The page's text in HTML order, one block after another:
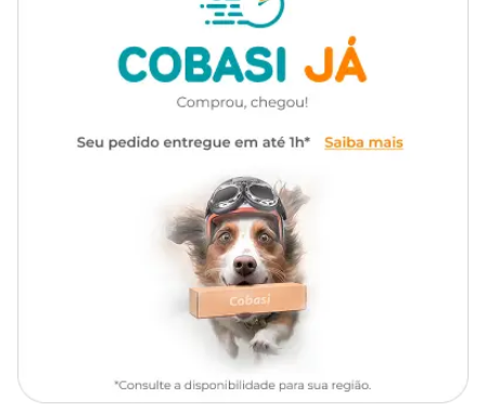
também cuida da pele e promove uma pelagem bonita e
brilhante, Ideal para tutores que buscam um alimento funcional,
saboroso e de alta qualidade para o bem-estar diário do seu gato,
Só aqui na Cobasi você encontra aRação Úmida Hill's Science
Diet Cuidado Urinário e Bolas de Pelo para Gatos Adultos
nosso site, app ou em uma de nossas lojas,
Água, Carne Mecanicamente Separada de Frango, Fígado e
Coração de Peru Emulsificado, Farinha de Carne e Ossos de Suínos,
Fígado de Suínos, Celulose em Pó, Amido de Milho, Farelo de Arroz,
Farelo de Soja, Polpa Desidratada de Beterraba, Hidrolisado de
Miúdos de Aves, DL-Metionina, Cisteína, Gema de Ovo, Glicina,
Citrato de Potássio, Ácido Ascórbico (fonte de vitamina C),
Cloridrato de Tiamina, Farinha de Peixes, Goma Guar, Levedura de
Cerveja Inativada Desidratada, L-Triptofano, Fosfato Monossódico,
Carbonato de Cálcio, Óleo (Refinado, Branqueado e Desodorizado)